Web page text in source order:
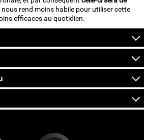
nous rend moins habile pour utiliser cette
efficaces au quotidien.